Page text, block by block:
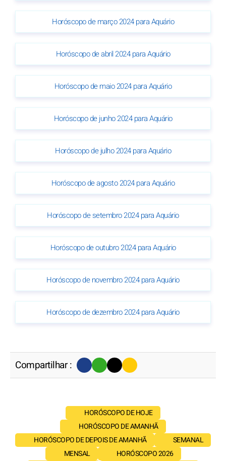
Horóscopo de março 2024 para Aquário
Horóscopo de abril 2024 para Aquário
Horóscopo de maio 2024 para Aquário
Horóscopo de junho 2024 para Aquário
Horóscopo de julho 2024 para Aquário
Horóscopo de agosto 2024 para Aquário
Horóscopo de setembro 2024 para Aquário
Horóscopo de outubro 2024 para Aquário
Horóscopo de novembro 2024 para Aquário
Horóscopo de dezembro 2024 para Aquário
Compartilhar :
HORÓSCOPO DE HOJE
HORÓSCOPO DE AMANHÃ
HORÓSCOPO DE DEPOIS DE AMANHÃ
SEMANAL
MENSAL
HORÓSCOPO 2026